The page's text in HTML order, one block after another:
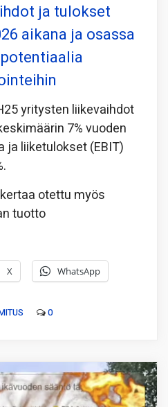
ja tulokset
aikana ja osassa
yritysten liikevaihdot
7% vuoden
ja liiketulokset (EBIT)
otettu myös
tuotto
X WhatsApp
0